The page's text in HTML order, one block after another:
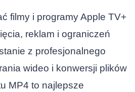
filmy i programy Apple TV+
reklam i ograniczeń
z profesjonalnego
wideo i konwersji plików
MP4 to najlepsze